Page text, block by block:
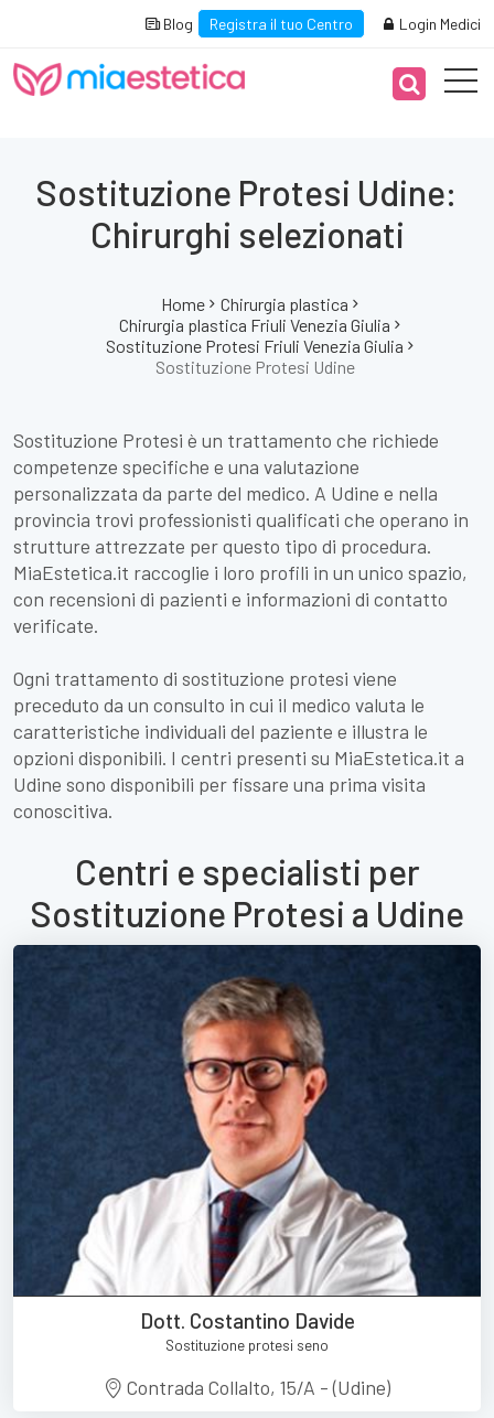
Blog Registra il tuo Centro Login Medici
Sostituzione Protesi Udine:
Chirurghi selezionati
Home
Chirurgia plastica
Chirurgia plastica Friuli Venezia Giulia
Sostituzione Protesi Friuli Venezia Giulia
Sostituzione Protesi Udine
Sostituzione Protesi è un trattamento che richiede
competenze specifiche e una valutazione
personalizzata da parte del medico. A Udine e nella
provincia trovi professionisti qualificati che operano in
strutture attrezzate per questo tipo di procedura.
MiaEstetica.it raccoglie i loro profili in un unico spazio,
con recensioni di pazienti e informazioni di contatto
verificate.
Ogni trattamento di sostituzione protesi viene
preceduto da un consulto in cui il medico valuta le
caratteristiche individuali del paziente e illustra le
opzioni disponibili. I centri presenti su MiaEstetica.it a
Udine sono disponibili per fissare una prima visita
conoscitiva.
Centri e specialisti per
Sostituzione Protesi a Udine
Dott. Costantino Davide
Sostituzione protesi seno
Contrada Collalto, 15/A - (Udine)